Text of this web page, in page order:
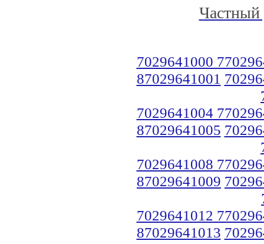
Частный
7029641000
87029641001
7029641004
87029641005
7029641008
87029641009
7029641012
87029641013